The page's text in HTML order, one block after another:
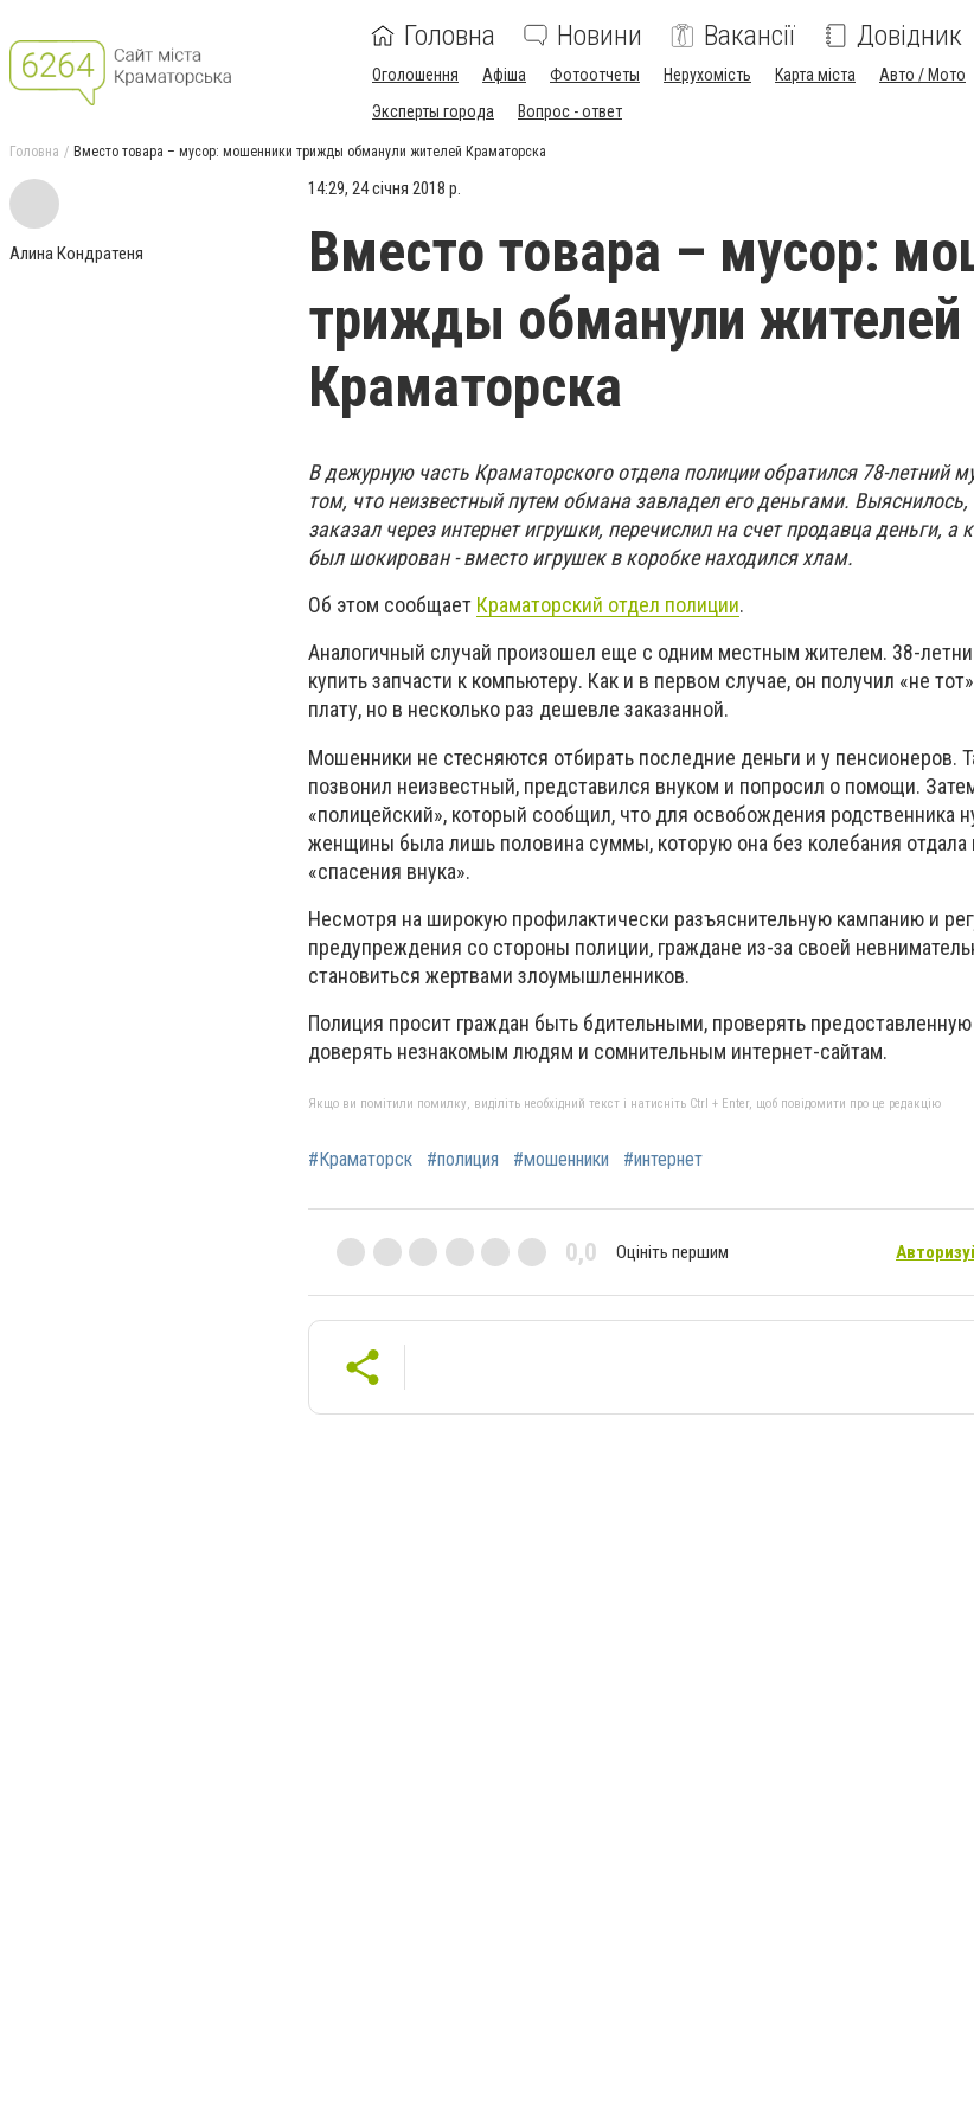
Головна Новини Вакансії Довідник
Оголошення Афіша Фотоотчеты Нерухомість Карта міста Авто / Мото
Эксперты города
Вопрос - ответ
Головна Вместо товара – мусор: мошенники трижды обманули жителей Краматорска
Алина Кондратеня
14:29, 24 січня 2018 р.
Вместо товара – мусор:
трижды обманули жителей
Краматорска
В дежурную часть Краматорского отдела полиции обратился 78-летний
том, что неизвестный путем обмана завладел его деньгами.
заказал через интернет игрушки, перечислил на счет продавца деньги, а
был шокирован - вместо игрушек в коробке находился хлам.
Об этом сообщает Краматорский отдел полиции.
Аналогичный случай произошел еще с одним местным жителем. 38-
купить запчасти к компьютеру. Как и в первом случае, он получил «не
плату, но в несколько раз дешевле заказанной.
Мошенники не стесняются отбирать последние деньги и у пенсионеров.
позвонил неизвестный, представился внуком и попросил о помощи.
«полицейский», который сообщил, что для освобождения родственника
женщины была лишь половина суммы, которую она без колебания
«спасения внука».
Несмотря на широкую профилактически разъяснительную кампанию и
предупреждения со стороны полиции, граждане из-за своей
становиться жертвами злоумышленников.
Полиция просит граждан быть бдительными, проверять
доверять незнакомым людям и сомнительным интернет-сайтам.
Якщо ви помітили помилку, виділіть необхідний текст і натисніть Ctrl + Enter, щоб повідомити про це редакцію
#Краматорск #полиция #мошенники #интернет
0,0 Оцініть першим